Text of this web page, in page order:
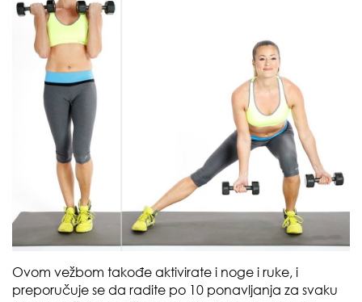
Ovom vežbom takođe aktivirate i noge i ruke, i
preporučuje se da radite po 10 ponavljanja za svaku